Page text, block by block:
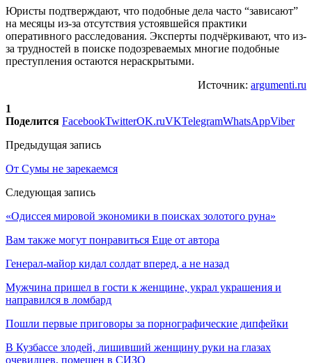
Юристы подтверждают, что подобные дела часто “зависают”
на месяцы из-за отсутствия устоявшейся практики
оперативного расследования. Эксперты подчёркивают, что из-
за трудностей в поиске подозреваемых многие подобные
преступления остаются нераскрытыми.
Источник: argumenti.ru
1
Поделится FacebookTwitterOK.ruVKTelegramWhatsAppViber
Предыдущая запись
От Сумы не зарекаемся
Следующая запись
«Одиссея мировой экономики в поисках золотого руна»
Вам также могут понравиться Еще от автора
Генерал-майор кидал солдат вперед, а не назад
Мужчина пришел в гости к женщине, украл украшения и
направился в ломбард
Пошли первые приговоры за порнографические дипфейки
В Кузбассе злодей, лишивший женщину руки на глазах
очевидцев, помещен в СИЗО